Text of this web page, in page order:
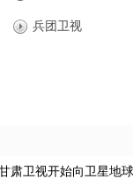
兵团卫视
肃卫视开始向卫星地